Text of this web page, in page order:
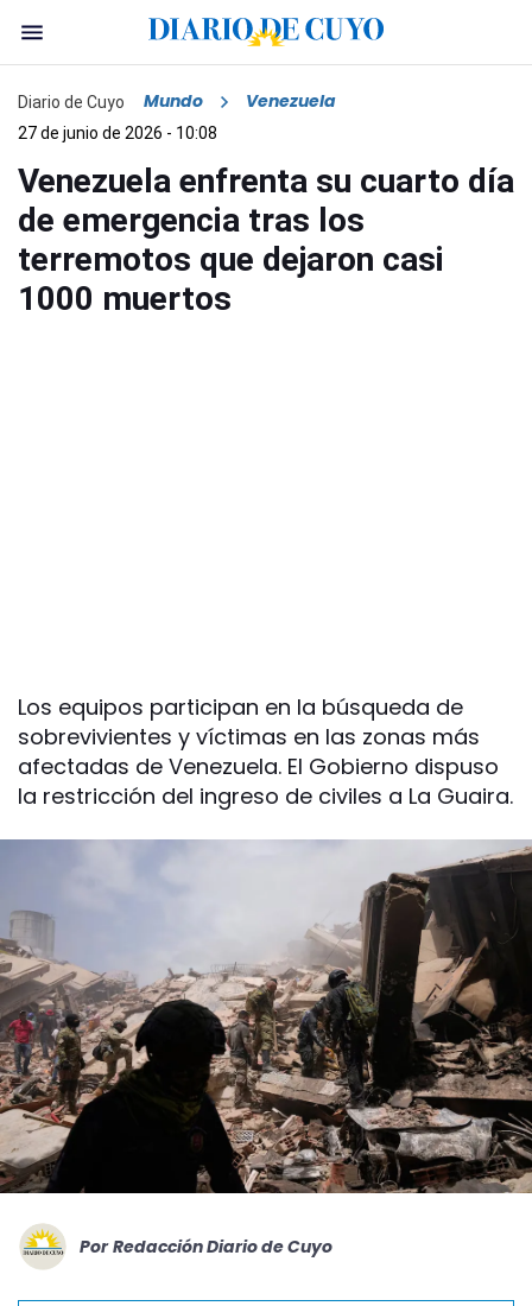
Diario de Cuyo Mundo Venezuela
27 de junio de 2026 - 10:08
Venezuela enfrenta su cuarto día
de emergencia tras los
terremotos que dejaron casi
1000 muertos
Los equipos participan en la búsqueda de
sobrevivientes y víctimas en las zonas más
afectadas de Venezuela. El Gobierno dispuso
la restricción del ingreso de civiles a La Guaira.
Por Redacción Diario de Cuyo